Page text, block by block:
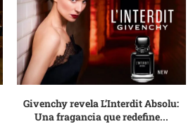
Givenchy revela L’Interdit Absolu:
Una fragancia que redefine...